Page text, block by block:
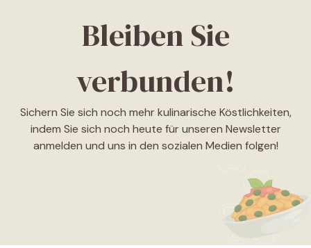
Bleiben Sie
verbunden!
Sichern Sie sich noch mehr kulinarische Köstlichkeiten,
indem Sie sich noch heute für unseren Newsletter
anmelden und uns in den sozialen Medien folgen!